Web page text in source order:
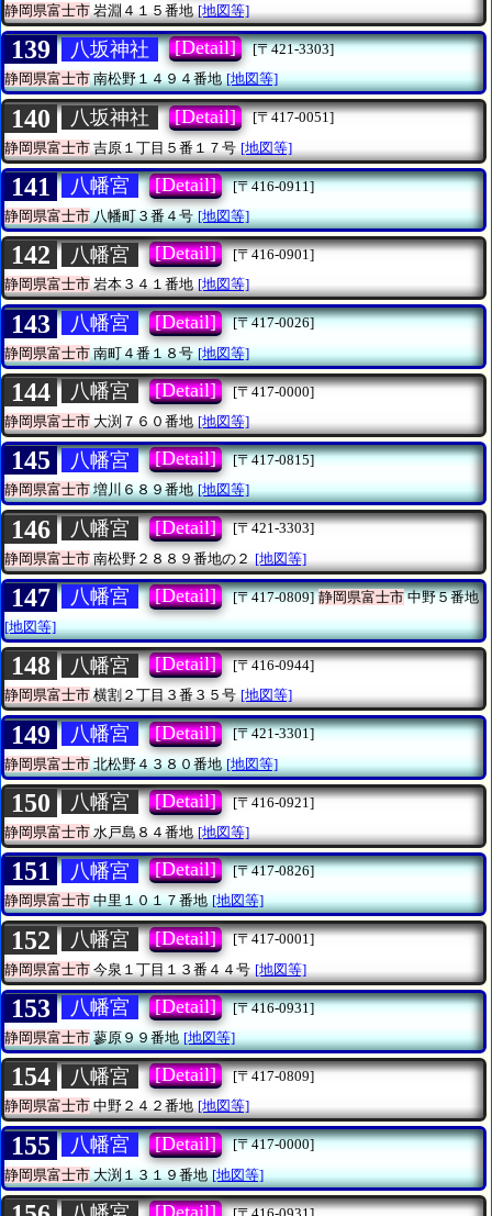
静岡県富士市 岩淵４１５番地 [地図等]
139 八坂神社 [Detail]
[〒421-3303]
静岡県富士市南松野１４９４番地 [地図等]
140 八坂神社 [Detail]
[〒417-0051]
静岡県富士市 吉原１丁目５番１７号 [地図等]
141 八幡宮 [Detail]
[〒416-0911]
静岡県富士市八幡町３番４号 [地図等]
142 八幡宮 [Detail]
[〒416-0901]
静岡県富士市岩本３４１番地 [地図等]
143 八幡宮 [Detail]
[〒417-0026]
静岡県富士市南町４番１８号 [地図等]
144 八幡宮 [Detail]
[〒417-0000]
静岡県富士市 大渕７６０番地 [地図等]
145 八幡宮 [Detail]
[〒417-0815]
静岡県富士市増川６８９番地 [地図等]
146 八幡宮 [Detail]
[〒421-3303]
静岡県富士市 南松野２８８９番地の２ [地図等]
147 八幡宮 [Detail] [〒417-0809] 静岡県富士市中野５番地
[地図等]
148 八幡宮 [Detail]
[〒416-0944]
静岡県富士市横割２丁目３番３５号 [地図等]
149 八幡宮 [Detail]
[〒421-3301]
静岡県富士市北松野４３８０番地 [地図等]
150 八幡宮 [Detail]
[〒416-0921]
静岡県富士市 水戸島８４番地 [地図等]
151 八幡宮 [Detail]
[〒417-0826]
静岡県富士市中里１０１７番地 [地図等]
152 八幡宮 [Detail]
[〒417-0001]
静岡県富士市 今泉１丁目１３番４４号 [地図等]
153 八幡宮 [Detail]
[〒416-0931]
静岡県富士市蓼原９９番地 [地図等]
154 八幡宮 [Detail]
[〒417-0809]
静岡県富士市中野２４２番地 [地図等]
155 八幡宮 [Detail]
[〒417-0000]
静岡県富士市大渕１３１９番地 [地図等]
[Detail]